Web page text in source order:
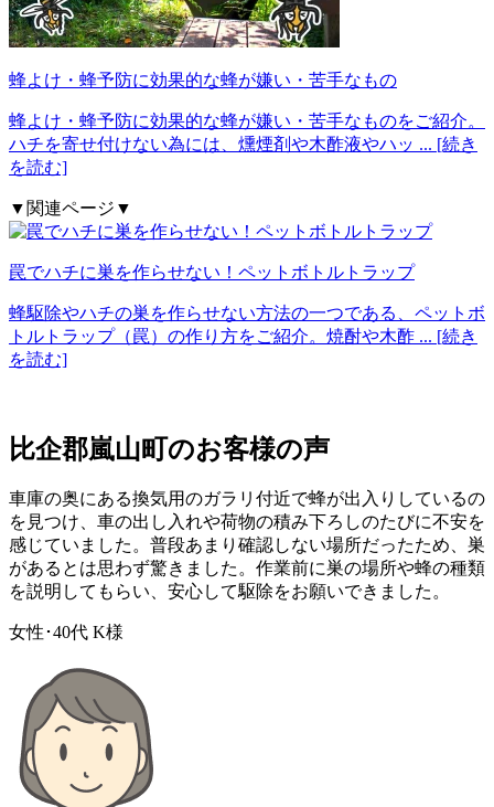
蜂よけ・蜂予防に効果的な蜂が嫌い・苦手なもの
蜂よけ・蜂予防に効果的な蜂が嫌い・苦手なものをご紹介。
ハチを寄せ付けない為には、燻煙剤や木酢液やハッ ... [続き
を読む]
▼関連ページ▼
罠でハチに巣を作らせない！ペットボトルトラップ
蜂駆除やハチの巣を作らせない方法の一つである、ペットボ
トルトラップ（罠）の作り方をご紹介。焼酎や木酢 ... [続き
を読む]
比企郡嵐山町のお客様の声
車庫の奥にある換気用のガラリ付近で蜂が出入りしているの
を見つけ、車の出し入れや荷物の積み下ろしのたびに不安を
感じていました。普段あまり確認しない場所だったため、巣
があるとは思わず驚きました。作業前に巣の場所や蜂の種類
を説明してもらい、安心して駆除をお願いできました。
女性･40代 K様